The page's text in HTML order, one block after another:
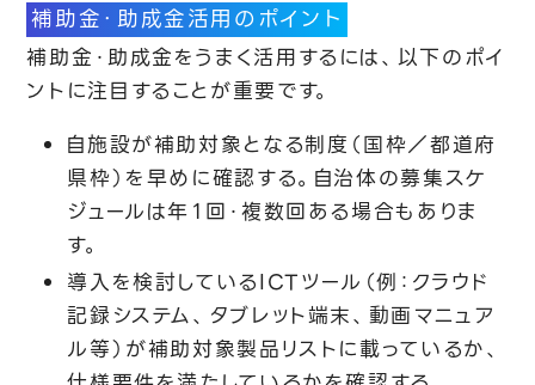
補助金・助成金活用のポイント
補助金・助成金をうまく活用するには、以下のポイ
ントに注目することが重要です。
自施設が補助対象となる制度（国枠／都道府
県枠）を早めに確認する。自治体の募集スケ
ジュールは年１回・複数回ある場合もありま
す。
導入を検討しているICTツール（例：クラウド
記録システム、タブレット端末、動画マニュア
ル等）が補助対象製品リストに載っているか、